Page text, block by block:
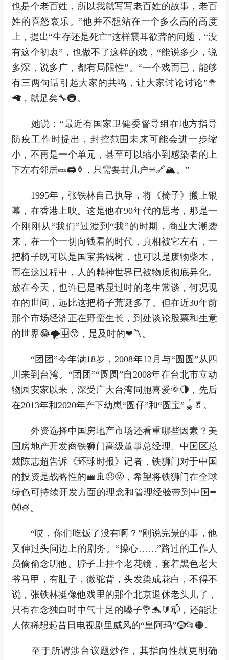
也是个老百姓，所以我就写写老百姓的故事，老百
姓的喜怒哀乐。”他并不想站在一个多么高的高度
上，提出“生存还是死亡”这样震耳欲聋的问题，“没
有这个初衷”，也做不了这样的戏，“能说多少，说
多深，说多广，都有局限性”。“一个戏而已，能够
有三两句话引起大家的共鸣，让大家讨论讨论”🥦
🦙，就足矣🔧🚇。
她说：“最近有国家卫健委督导组在地方指导
防疫工作时提出，封控范围未来可能会进一步缩
小，不再是一个单元，甚至可以缩小到感染者的上
下左右邻居🥜🖨⚱，只需要封几户✳🔗🏔。”
1995年，张铁林自己执导，将《椅子》搬上银
幕，在香港上映。这是他在90年代的思考，那是一
个刚刚从“我们”过渡到“我”的时期，商业大潮袭
来，在一个一切向钱看的时代，真相被它左右，一
把椅子既可以是国宝摇钱树，也可以是废物柴木，
而在这过程中，人的精神世界已被物质彻底异化。
放在今天，也许已是略显过时的老生常谈，何况现
在的世间，远比这把椅子荒诞多了。但在近30年前
那个市场经济正在野蛮生长，到处谈论股票和生意
的世界😂🌪🈸😙，是及时的❤〽。
“团团”今年满18岁，2008年12月与“圆圆”从四
川来到台湾。“团团”“圆圆”自2008年在台北市立动
物园安家以来，深受广大台湾同胞喜爱🌞🌗，先后
在2013年和2020年产下幼崽“圆仔”和“圆宝”🪀🥬。
外资选择中国房地产市场还看重哪些因素？美
国房地产开发商铁狮门高级董事总经理、中国区总
裁陈志超告诉《环球时报》记者，铁狮门对于中国
的投资是战略性的🚝🚢😓🤬，希望将铁狮门在全球
绿色可持续开发方面的理念和管理经验带到中国✒
👐🍧。
“哎，你们吃饭了没有啊？”刚说完景的事，他
又伸过头问边上的剧务。“操心……”路过的工作人
员偷偷念叨他。脖子上挂个老花镜，套着黑色老大
爷马甲，有肚子，微驼背，头发染成花白，不得不
说，张铁林挺像他戏里的那个北京退休老头儿了，
只有在念独白时中气十足的嗓子💐🐬🔰📫，还能让
人依稀想起昔日电视剧里威风的“皇阿玛”🤶📂🟠。
至于所谓涉台议题炒作，其指向性就更明确